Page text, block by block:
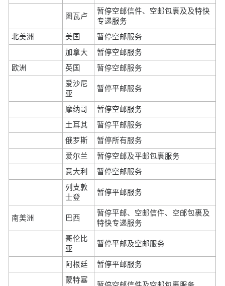
图瓦卢
暂停空邮信件、空邮包裹及及特快
专递服务
北美洲
美国
暂停空邮服务
加拿大
暂停空邮服务
欧洲
英国
暂停空邮服务
爱沙尼
亚
暂停平邮服务
摩纳哥
暂停空邮服务
土耳其
暂停平邮服务
俄罗斯
暂停所有服务
爱尔兰
暂停空邮及平邮包裹服务
意大利
暂停空邮服务
列支敦
士登
暂停平邮服务
南美洲 巴西
暂停平邮、空邮信件、空邮包裹及
特快专递服务
哥伦比
亚
暂停平邮及空邮服务
阿根廷
暂停平邮服务
蒙特塞